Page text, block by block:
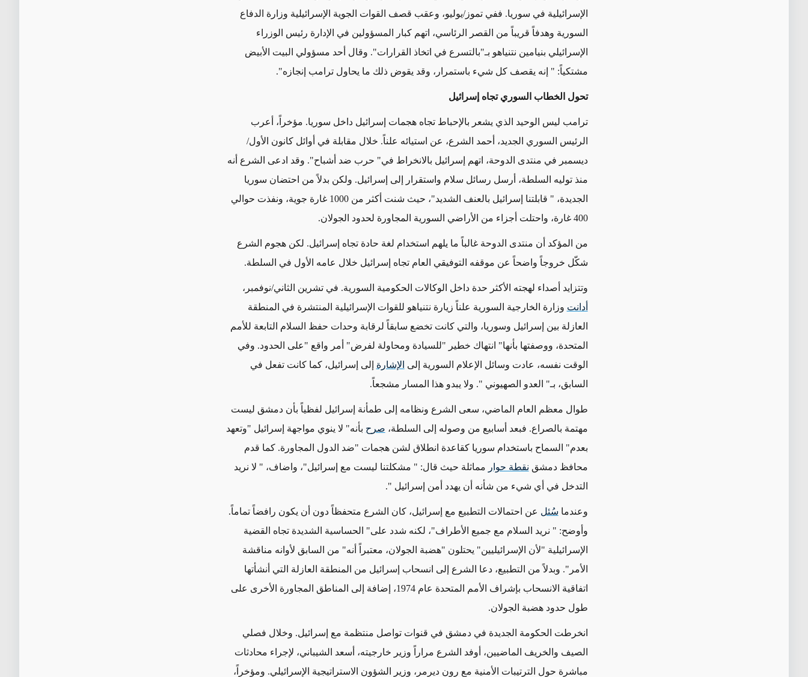
الإسرائيلية في سوريا. ففي تموز/يوليو، وعقب قصف القوات الجوية الإسرائيلية وزارة الدفاع
السورية وهدفاً قريباً من القصر الرئاسي، اتهم كبار المسؤولين في الإدارة رئيس الوزراء
الإسرائيلي بنيامين نتنياهو بـ"بالتسرع في اتخاذ القرارات". وقال أحد مسؤولي البيت الأبيض
مشتكياً: " إنه يقصف كل شيء باستمرار، وقد يقوض ذلك ما يحاول ترامب إنجازه".
تحول الخطاب السوري تجاه إسرائيل
ترامب ليس الوحيد الذي يشعر بالإحباط تجاه هجمات إسرائيل داخل سوريا. مؤخراً، أعرب
الرئيس السوري الجديد، أحمد الشرع، عن استيائه علناً. خلال مقابلة في أوائل كانون الأول/
ديسمبر في منتدى الدوحة، اتهم إسرائيل بالانخراط في" حرب ضد أشباح". وقد ادعى الشرع أنه
منذ توليه السلطة، أرسل رسائل سلام واستقرار إلى إسرائيل. ولكن بدلاً من احتضان سوريا
الجديدة، " قابلتنا إسرائيل بالعنف الشديد"، حيث شنت أكثر من 1000 غارة جوية، ونفذت حوالي
400 غارة، واحتلت أجزاء من الأراضي السورية المجاورة لحدود الجولان.
من المؤكد أن منتدى الدوحة غالباً ما يلهم استخدام لغة حادة تجاه إسرائيل. لكن هجوم الشرع
شكّل خروجاً واضحاً عن موقفه التوفيقي العام تجاه إسرائيل خلال عامه الأول في السلطة.
وتتزايد أصداء لهجته الأكثر حدة داخل الوكالات الحكومية السورية. في تشرين الثاني/نوفمبر،
أدانت وزارة الخارجية السورية علناً زيارة نتنياهو للقوات الإسرائيلية المنتشرة في المنطقة
العازلة بين إسرائيل وسوريا، والتي كانت تخضع سابقاً لرقابة وحدات حفظ السلام التابعة للأمم
المتحدة، ووصفتها بأنها" انتهاك خطير "للسيادة ومحاولة لفرض" أمر واقع "على الحدود. وفي
الوقت نفسه، عادت وسائل الإعلام السورية إلى الإشارة إلى إسرائيل، كما كانت تفعل في
السابق، بـ" العدو الصهيوني ". ولا يبدو هذا المسار مشجعاً.
طوال معظم العام الماضي، سعى الشرع ونظامه إلى طمأنة إسرائيل لفظياً بأن دمشق ليست
مهتمة بالصراع. فبعد أسابيع من وصوله إلى السلطة، صرح بأنه" لا ينوي مواجهة إسرائيل "وتعهد
بعدم" السماح باستخدام سوريا كقاعدة انطلاق لشن هجمات "ضد الدول المجاورة. كما قدم
محافظ دمشق نقطة حوار مماثلة حيث قال: " مشكلتنا ليست مع إسرائيل"، واضاف، " لا نريد
التدخل في أي شيء من شأنه أن يهدد أمن إسرائيل ".
وعندما سُئل عن احتمالات التطبيع مع إسرائيل، كان الشرع متحفظاً دون أن يكون رافضاً تماماً.
وأوضح: " نريد السلام مع جميع الأطراف"، لكنه شدد على" الحساسية الشديدة تجاه القضية
الإسرائيلية "لأن الإسرائيليين" يحتلون "هضبة الجولان، معتبراً أنه" من السابق لأوانه مناقشة
الأمر". وبدلاً من التطبيع، دعا الشرع إلى انسحاب إسرائيل من المنطقة العازلة التي أنشأتها
اتفاقية الانسحاب بإشراف الأمم المتحدة عام 1974، إضافة إلى المناطق المجاورة الأخرى على
طول حدود هضبة الجولان.
انخرطت الحكومة الجديدة في دمشق في قنوات تواصل منتظمة مع إسرائيل. وخلال فصلي
الصيف والخريف الماضيين، أوفد الشرع مراراً وزير خارجيته، أسعد الشيباني، لإجراء محادثات
مباشرة حول الترتيبات الأمنية مع رون ديرمر، وزير الشؤون الاستراتيجية الإسرائيلي. ومؤخراً،